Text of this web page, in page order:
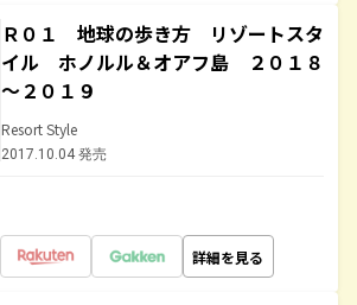
Ｒ０１ 地球の歩き方 リゾートスタ
イル ホノルル＆オアフ島 ２０１８
～２０１９
Resort Style
2017.10.04 発売
詳細を見る